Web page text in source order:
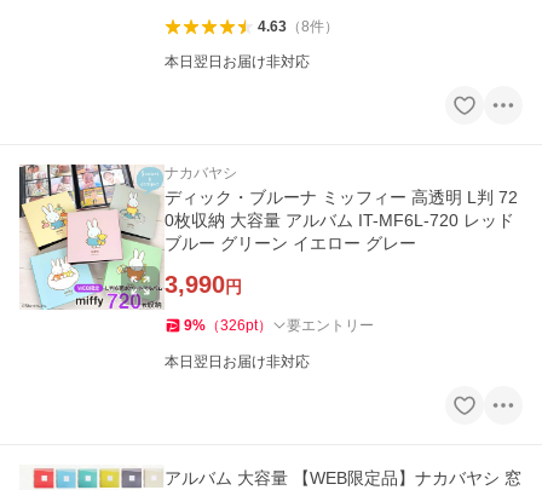
4.63（8件）
本日翌日お届け非対応
ナカバヤシ
ディック・ブルーナ ミッフィー 高透明 L判 72
0枚収納 大容量 アルバム IT-MF6L-720 レッド
ブルー グリーン イエロー グレー
3,990円
9% （326pt） 要エントリー
本日翌日お届け非対応
アルバム 大容量 【WEB限定品】ナカバヤシ 窓